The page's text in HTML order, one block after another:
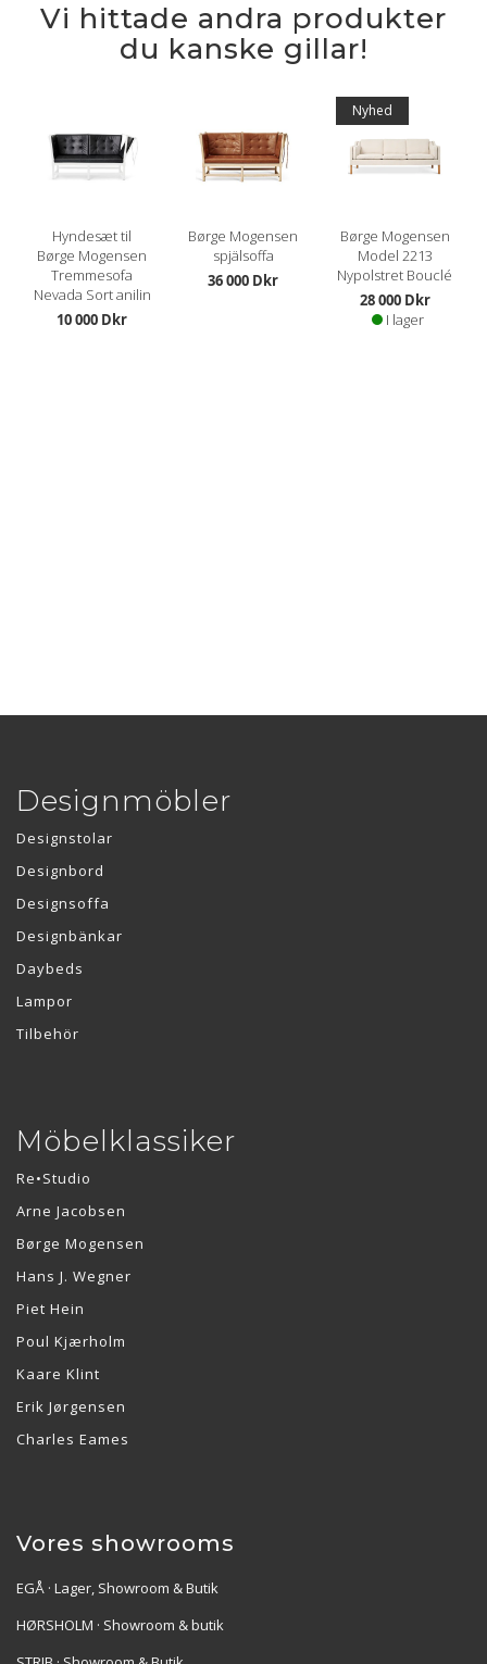
Vi hittade andra produkter
du kanske gillar!
Hyndesæt til
Børge Mogensen
Tremmesofa
Nevada Sort anilin
10 000 Dkr
Børge Mogensen
spjälsoffa
36 000 Dkr
Nyhed
Børge Mogensen
Model 2213
Nypolstret Bouclé
28 000 Dkr
I lager
Designmöbler
Designstolar
Designbord
Designsoffa
Designbänkar
Daybeds
Lampor
Tilbehör
Möbelklassiker
Re•Studio
Arne Jacobsen
Børge Mogensen
Hans J. Wegner
Piet Hein
Poul Kjærholm
Kaare Klint
Erik Jørgensen
Charles Eames
Vores showrooms
EGÅ · Lager, Showroom & Butik
HØRSHOLM · Showroom & butik